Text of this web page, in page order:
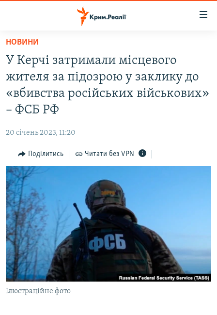
Перейти
основного
матеріалу
Перейти
до
основної
Перейти
пошуку
ВОДА.КРИМ
ВІДЕО ТА ФОТО
ПОЛІТИКА
ІНТЕРВ'Ю
ВСЕ ЗА ДЕНЬ
СПЕЦПРОЕКТИ
ДЕПОРТАЦІЯ
ВІДЕОУРОКИ «ELIFBE»
СВІДЧЕННЯ ОКУПАЦІЇ
УКРАЇНСЬКА ПРОБЛЕМА КРИМУ
ІНФОГРАФІКА
ЯК ОБІЙТИ БЛОКУВАННЯ
Русский
Qırımtatar
ДОЛУЧАЙСЯ!
НОВИНИ
У Керчі затримали місцевого
жителя за підозрою у заклику до
«вбивства російських військових»
– ФСБ РФ
20 січень 2023, 11:20
Поділитись Читати без VPN
Ілюстраційне фото